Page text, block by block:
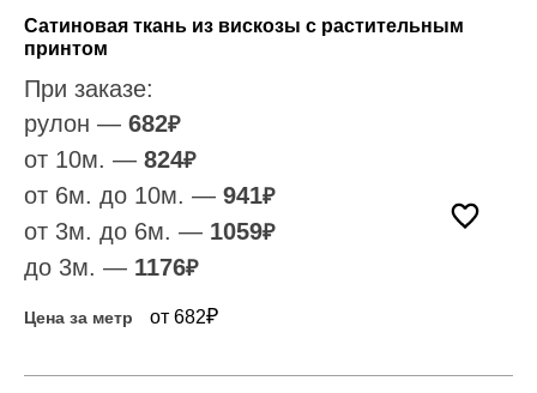
Сатиновая ткань из вискозы с растительным
принтом
При заказе:
рулон — 682₽
от 10м. — 824₽
от 6м. до 10м. — 941₽
от 3м. до 6м. — 1059₽
до 3м. — 1176₽
Цена за метр от 682₽